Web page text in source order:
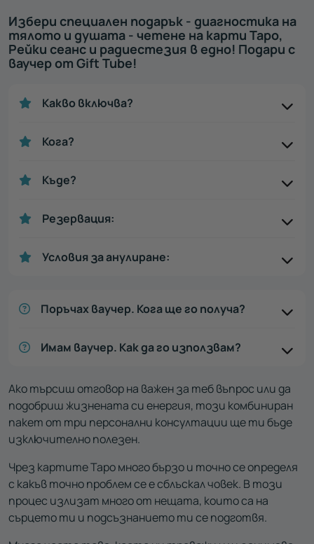
Избери специален подарък - диагностика на
тялото и душата - четене на карти Таро,
Рейки сеанс и радиестезия в едно! Подари с
ваучер от Gift Tube!
Какво включва?
Кога?
Къде?
Резервация:
Условия за анулиране:
Поръчах ваучер. Кога ще го получа?
Имам ваучер. Как да го използвам?
Ако търсиш отговор на важен за теб въпрос или да
подобриш жизнената си енергия, този комбиниран
пакет от три персонални консултации ще ти бъде
изключително полезен.
Чрез картите Таро много бързо и точно се определя
с какъв точно проблем се е сблъскал човек. В този
процес излизат много от нещата, които са на
сърцето ти и подсъзнанието ти се подготвя.